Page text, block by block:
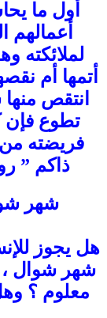
أول ما
أعمالهم
لملائكته
أتمها أم
انتقص
تطوع فإن
فريضته
ذاكم ”
شهر
هل يجوز
شهر شوال ،
معلوم ؟